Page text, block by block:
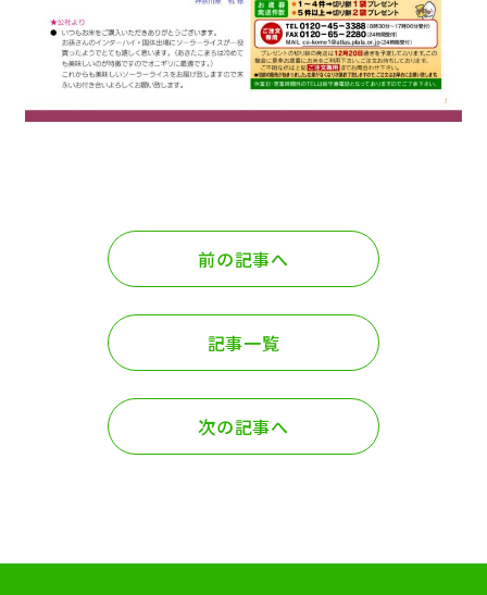
前の記事へ
記事一覧
次の記事へ